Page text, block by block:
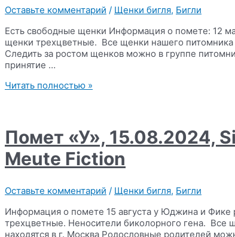
Meute
Charline
Оставьте комментарий / Щенки бигля, Бигли
Есть свободные щенки Информация о помете: 12
щенки трехцветные. Все щенки нашего
Следить за ростом щенков можно в группе
принятие …
Помет
Meute
Panigale
х
Funny
Klaipeda
Читать полностью »
Помет «У», 15.08.2024,
Meute Fiction
Оставьте комментарий / Щенки бигля, Бигли
Информация о помете 15 августа у Юджина и Фике
трехцветные. Неносители биколорного гена.
находятся в г. Москва Родословные родителей